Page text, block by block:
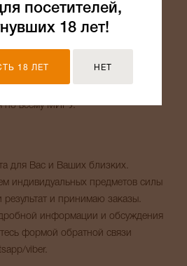
и сонастраивается со своим
в подарок.
по всему МИРУ.
для Вас и Ваших близких.
индивидуальных предметов силы
и принимаю заказы.
информации и обсуждения
формой обратной связи
viber.
посетителей,
18 лет!
18 ЛЕТ НЕТ